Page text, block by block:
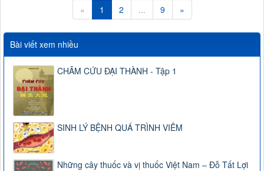
« 1 2 ... 9 »
Bài viết xem nhiều
CHÂM CỨU ĐẠI THÀNH - Tập 1
SINH LÝ BỆNH QUÁ TRÌNH VIÊM
Những cây thuốc và vị thuốc Việt Nam – Đỗ Tất Lợi